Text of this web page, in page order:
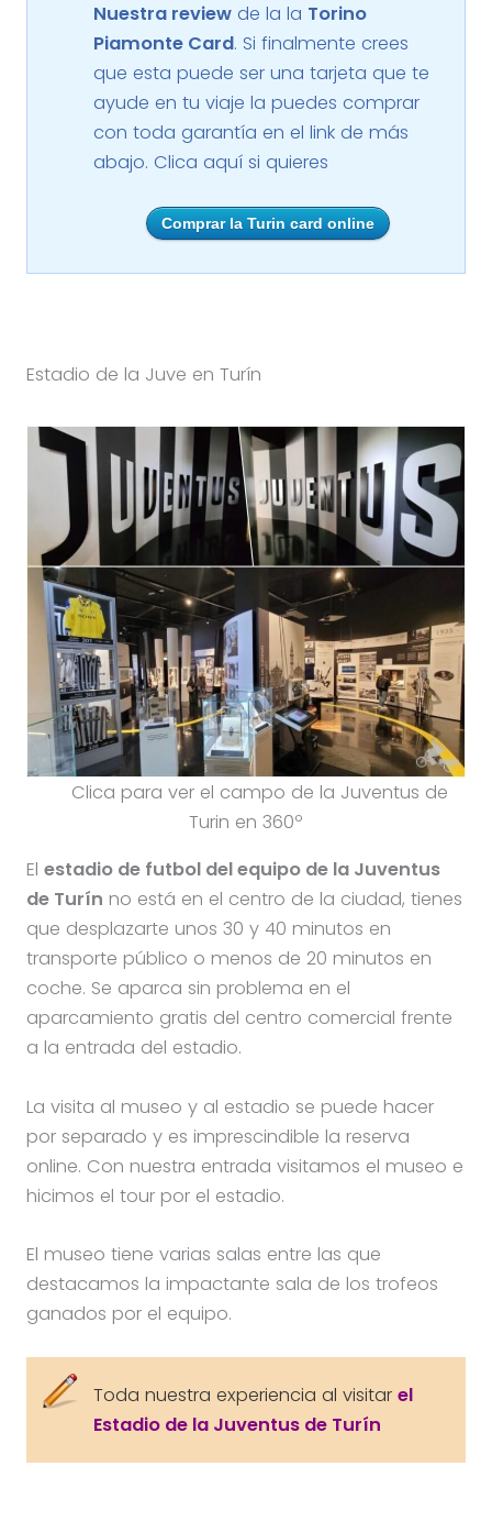
Nuestra reviewde la la Torino
Piamonte Card. Si finalmente crees
que esta puede ser una tarjeta que te
ayude en tu viaje la puedes comprar
con toda garantía en el link de más
abajo. Clica aquí si quieres
Comprar la Turin card online
Estadio de la Juve en Turín
Clica para ver el campo de la Juventus de
Turin en 360º
El estadio de futbol del equipo de la Juventus
de Turín no está en el centro de la ciudad, tienes
que desplazarte unos 30 y 40 minutos en
transporte público o menos de 20 minutos en
coche. Se aparca sin problema en el
aparcamiento gratis del centro comercial frente
a la entrada del estadio.
La visita al museo y al estadio se puede hacer
por separado y es imprescindible la reserva
online. Con nuestra entrada visitamos el museo e
hicimos el tour por el estadio.
El museo tiene varias salas entre las que
destacamos la impactante sala de los trofeos
ganados por el equipo.
Toda nuestra experiencia al visitar el
Estadio de la Juventus de Turín